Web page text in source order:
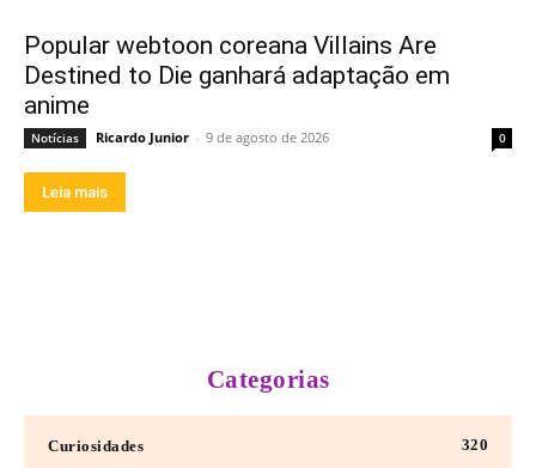
Popular webtoon coreana Villains Are
Destined to Die ganhará adaptação em
anime
Notícias Ricardo Junior - 9 de agosto de 2026 0
Leia mais
Categorias
Curiosidades 320